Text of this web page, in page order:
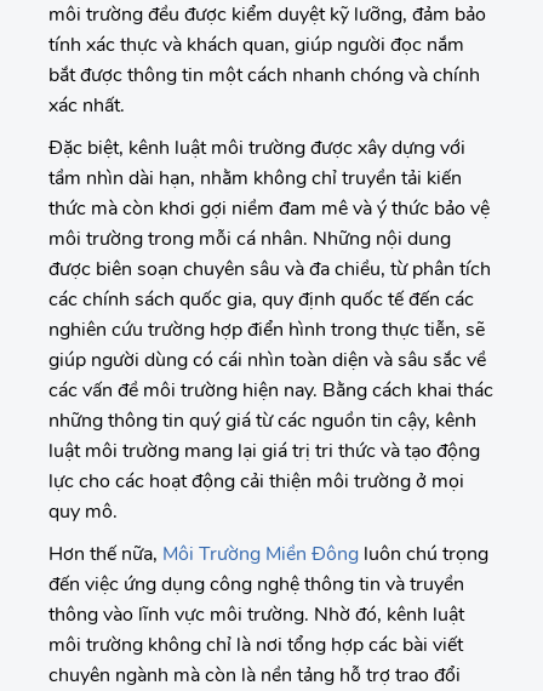
môi trường đều được kiểm duyệt kỹ lưỡng, đảm bảo
tính xác thực và khách quan, giúp người đọc nắm
bắt được thông tin một cách nhanh chóng và chính
xác nhất.
Đặc biệt, kênh luật môi trường được xây dựng với
tầm nhìn dài hạn, nhằm không chỉ truyền tải kiến
thức mà còn khơi gợi niềm đam mê và ý thức bảo vệ
môi trường trong mỗi cá nhân. Những nội dung
được biên soạn chuyên sâu và đa chiều, từ phân tích
các chính sách quốc gia, quy định quốc tế đến các
nghiên cứu trường hợp điển hình trong thực tiễn, sẽ
giúp người dùng có cái nhìn toàn diện và sâu sắc về
các vấn đề môi trường hiện nay. Bằng cách khai thác
những thông tin quý giá từ các nguồn tin cậy, kênh
luật môi trường mang lại giá trị tri thức và tạo động
lực cho các hoạt động cải thiện môi trường ở mọi
quy mô.
Hơn thế nữa, Môi Trường Miền Đông luôn chú trọng
đến việc ứng dụng công nghệ thông tin và truyền
thông vào lĩnh vực môi trường. Nhờ đó, kênh luật
môi trường không chỉ là nơi tổng hợp các bài viết
chuyên ngành mà còn là nền tảng hỗ trợ trao đổi